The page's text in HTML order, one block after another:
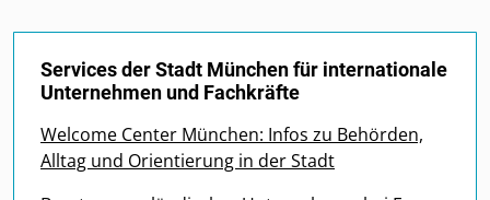
Services der Stadt München für internationale
Unternehmen und Fachkräfte
Welcome Center München: Infos zu Behörden,
Alltag und Orientierung in der Stadt